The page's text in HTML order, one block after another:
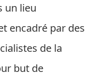
un lieu
encadré par des
de la
but de